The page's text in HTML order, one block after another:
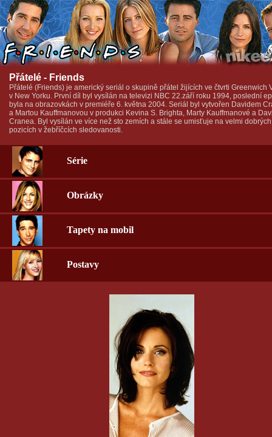
Přátelé - Friends
Přátelé (Friends) je americký seriál o skupině přátel žijících ve čtvrti Greenwich
v New Yorku. První díl byl vysílán na televizi NBC 22.září roku 1994, poslední
byla na obrazovkách v premiéře 6. května 2004. Seriál byl vytvořen Davidem
a Martou Kauffmanovou v produkci Kevina S. Brighta, Marty Kauffmanové a
Cranea. Byl vysílán ve více než sto zemích a stále se umisťuje na velmi dobrých
pozicích v žebříčcích sledovanosti.
Série
Obrázky
Tapety na mobil
Postavy